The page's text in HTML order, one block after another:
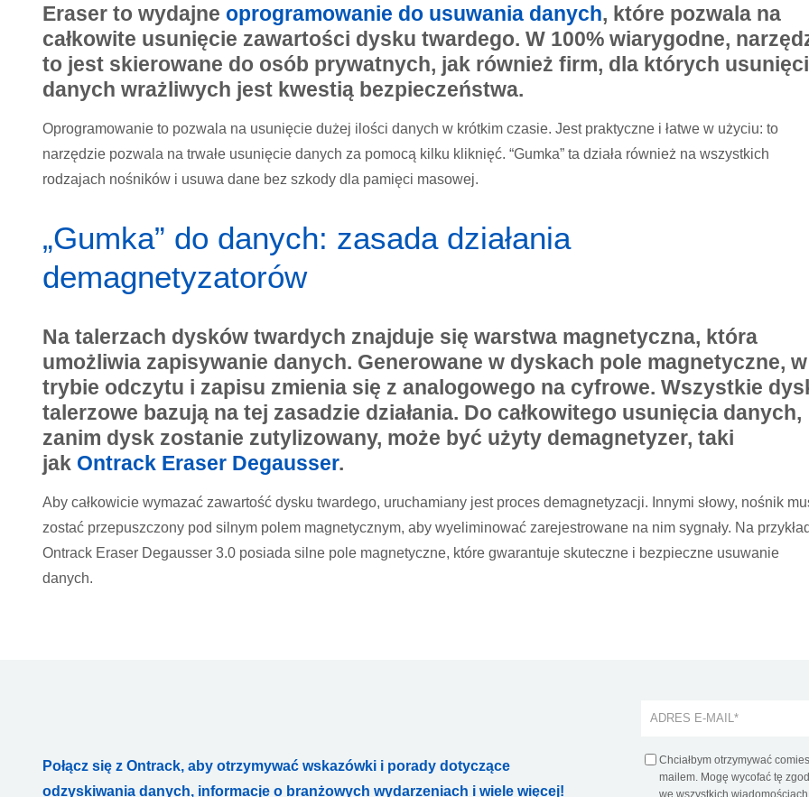
Eraser to wydajne oprogramowanie do usuwania danych, które pozwala na
całkowite usunięcie zawartości dysku twardego. W 100% wiarygodne,
to jest skierowane do osób prywatnych, jak również firm, dla których
danych wrażliwych jest kwestią bezpieczeństwa.
Oprogramowanie to pozwala na usunięcie dużej ilości danych w krótkim czasie. Jest praktyczne i łatwe w użyciu: to
narzędzie pozwala na trwałe usunięcie danych za pomocą kilku kliknięć. “Gumka” ta działa również na wszystkich
rodzajach nośników i usuwa dane bez szkody dla pamięci masowej.
„Gumka” do danych: zasada działania
demagnetyzatorów
Na talerzach dysków twardych znajduje się warstwa magnetyczna, która
umożliwia zapisywanie danych. Generowane w dyskach pole magnetyczne, w
trybie odczytu i zapisu zmienia się z analogowego na cyfrowe. Wszystkie
talerzowe bazują na tej zasadzie działania. Do całkowitego usunięcia danych,
zanim dysk zostanie zutylizowany, może być użyty demagnetyzer, taki
jak Ontrack Eraser Degausser.
Aby całkowicie wymazać zawartość dysku twardego, uruchamiany jest proces demagnetyzacji. Innymi słowy, nośnik
zostać przepuszczony pod silnym polem magnetycznym, aby wyeliminować zarejestrowane na nim sygnały. Na przykład
Ontrack Eraser Degausser 3.0 posiada silne pole magnetyczne, które gwarantuje skuteczne i bezpieczne usuwanie
danych.
Połącz się z Ontrack, aby otrzymywać wskazówki i porady dotyczące
odzyskiwania danych, informacje o branżowych wydarzeniach i wiele więcej!
Chciałbym otrzymywać
mailem. Mogę wycofać tę
we wszystkich wiadomościach